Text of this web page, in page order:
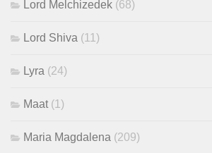
Lord Melchizedek (68)
Lord Shiva (11)
Lyra (24)
Maat (1)
Maria Magdalena (209)